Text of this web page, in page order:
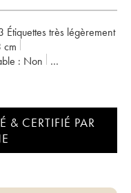
Étiquettes très légèrement
cm
:
non
& CERTIFIÉ PAR